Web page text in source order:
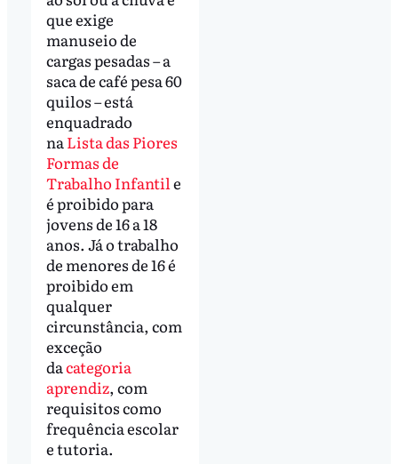
que exige
manuseio de
cargas pesadas – a
saca de café pesa 60
quilos – está
enquadrado
naLista das Piores
Formas de
Trabalho Infantile
é proibido para
jovens de 16 a 18
anos. Já o trabalho
de menores de 16 é
proibido em
qualquer
circunstância, com
exceção
dacategoria
aprendiz, com
requisitos como
frequência escolar
e tutoria.